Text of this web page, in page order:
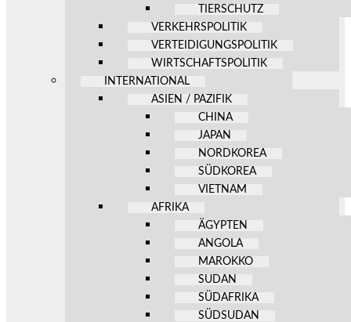
TIERSCHUTZ
VERKEHRSPOLITIK
VERTEIDIGUNGSPOLITIK
WIRTSCHAFTSPOLITIK
INTERNATIONAL
ASIEN / PAZIFIK
CHINA
JAPAN
NORDKOREA
SÜDKOREA
VIETNAM
AFRIKA
ÄGYPTEN
ANGOLA
MAROKKO
SUDAN
SÜDAFRIKA
SÜDSUDAN